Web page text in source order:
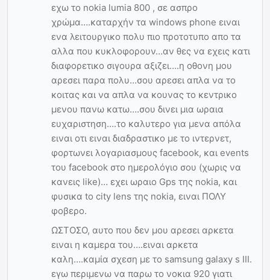
εχω το nokia lumia 800 , σε ασπρο
χρώμα….καταρχήν τα windows phone ειναι
ενα λειτουργικο πολυ πιο προτοτυπο απο τα
αλλα που κυκλοφορουν…αν θες να εχεις κατι
διαφορετικο σιγουρα αξιζει….η οθονη μου
αρεσει παρα πολυ…σου αρεσει απλα να το
κοιτας και να απλα να κουνας το κεντρικο
μενου πανω κατω….σου δινει μια ωραια
ευχαριστηση….το καλυτερο για μενα απόλα
ειναι οτι ειναι διαδραστικο με το ιντερνετ,
φορτωνει λογαριασμους facebook, και events
του facebook στο ημερολόγιο σου (χωρις να
κανεις like)… εχει ωραιο Gps της nokia, και
φυσικα to city lens της nokia, ειναι ΠΟΛΥ
φοβερο.
ΩΣΤΟΣΟ, αυτο που δεν μου αρεσει αρκετα
ειναι η καμερα του….ειναι αρκετα
καλη….καμία σχεση με το samsung galaxy s III.
εγω περιμενω να παρω το νοκια 920 γιατι